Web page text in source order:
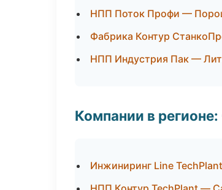
НПП Поток Профи —
Фабрика Контур
НПП Индустрия Пак —
Компании в
Инжиниринг Line